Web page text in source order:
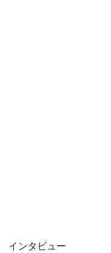
インタビュー